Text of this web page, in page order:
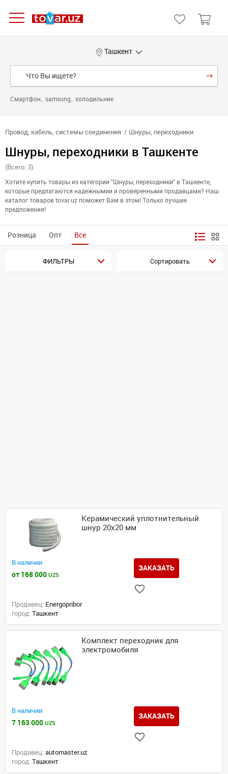
Ташкент
Смартфон samsung холодильник
Провод, кабель, системы соединения Шнуры, переходники
Шнуры, переходники в Ташкенте
(Всего: 3)
Хотите купить товары из категории "Шнуры, переходники" в Ташкенте,
которые предлагаются надежнымии и проверенными продавцами? Наш
каталог товаров tovar.uz поможет Вам в этом! Только лучшие
предложения!
Розница Опт Все
ФИЛЬТРЫ Сортировать
Керамический уплотнительный
шнур 20x20 мм
В наличии
от 168 000 UZS
ЗАКАЗАТЬ
Продавец: Energopribor
город: Ташкент
Комплект переходник для
электромобиля
В наличии
7 163 000 UZS
ЗАКАЗАТЬ
Продавец: automaster.uz
город: Ташкент